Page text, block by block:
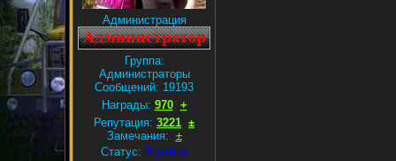
Администрация
Группа:
Администраторы
Сообщений: 19193
Награды: 970 +
Репутация: 3221 ±
Замечания: ±
Статус: В рейсе